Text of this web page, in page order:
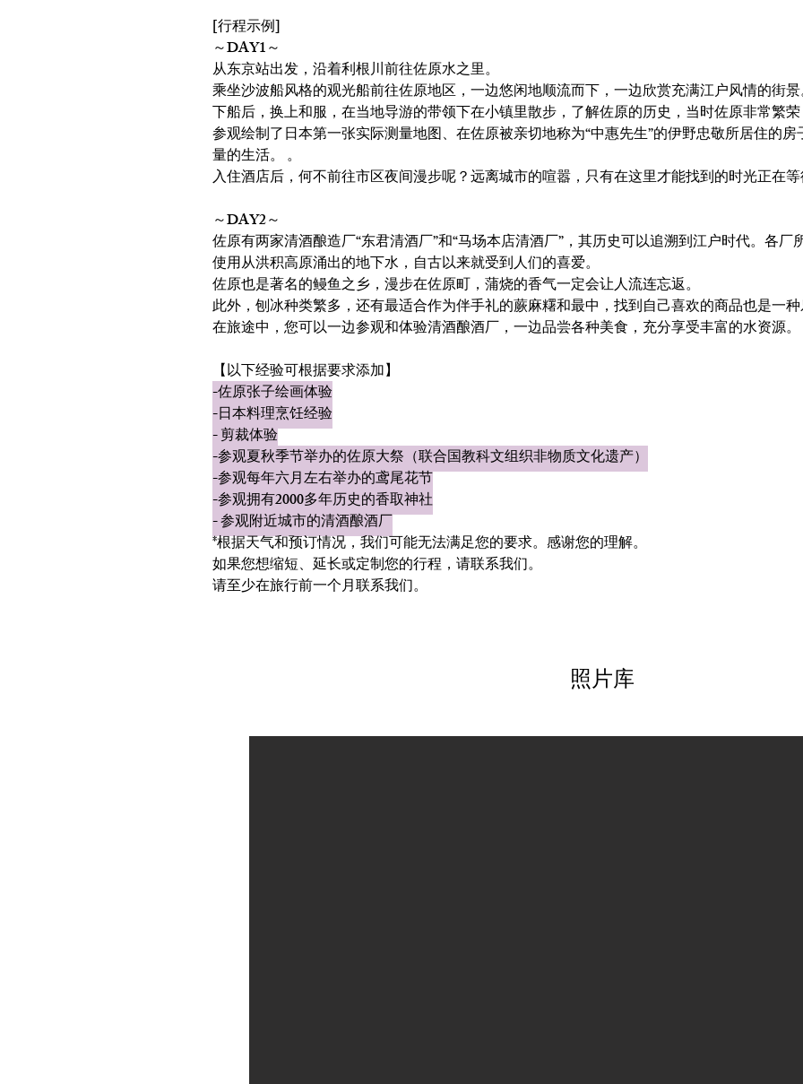
[行程示例]
～DAY1～
从东京站出发，沿着利根川前往佐原水之里。
乘坐沙波船风格的观光船前往佐原地区，一边悠闲地顺流而下，一边欣赏充满江户风情的街
下船后，换上和服，在当地导游的带领下在小镇里散步，了解佐原的历史，当时佐原非常繁
参观绘制了日本第一张实际测量地图、在佐原被亲切地称为“中惠先生”的伊野忠敬所居住的
量的生活。 。
入住酒店后，何不前往市区夜间漫步呢？远离城市的喧嚣，只有在这里才能找到的时光正在
～DAY2～
佐原有两家清酒酿造厂“东君清酒厂”和“马场本店清酒厂”，其历史可以追溯到江户时代。各
使用从洪积高原涌出的地下水，自古以来就受到人们的喜爱。
佐原也是著名的鳗鱼之乡，漫步在佐原町，蒲烧的香气一定会让人流连忘返。
此外，刨冰种类繁多，还有最适合作为伴手礼的蕨麻糬和最中，找到自己喜欢的商品也是一
在旅途中，您可以一边参观和体验清酒酿酒厂，一边品尝各种美食，充分享受丰富的水资源。
【以下经验可根据要求添加】
-佐原张子绘画体验
-日本料理烹饪经验
- 剪裁体验
-参观夏秋季节举办的佐原大祭（联合国教科文组织非物质文化遗产）
-参观每年六月左右举办的鸢尾花节
-参观拥有2000多年历史的香取神社
- 参观附近城市的清酒酿酒厂
*根据天气和预订情况，我们可能无法满足您的要求。感谢您的理解。
如果您想缩短、延长或定制您的行程，请联系我们。
请至少在旅行前一个月联系我们。
照片库